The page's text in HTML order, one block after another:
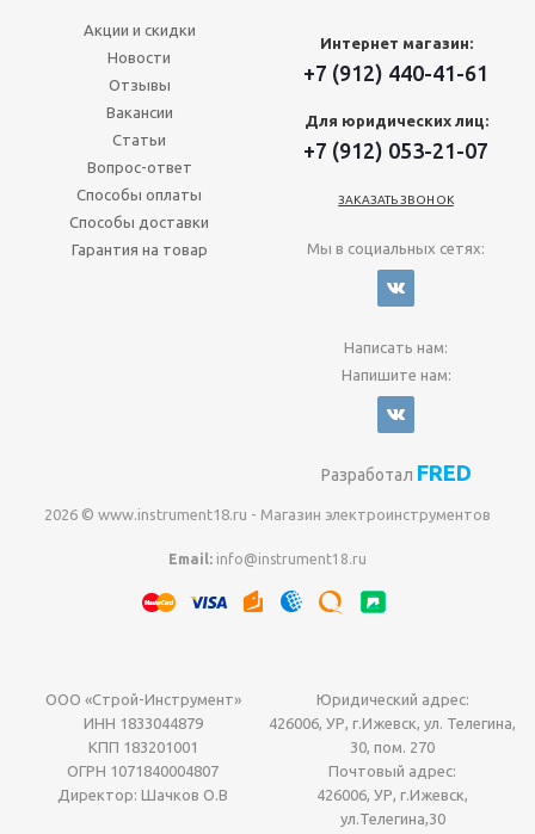
Акции и скидки
Новости
Отзывы
Вакансии
Статьи
Вопрос-ответ
Способы оплаты
Способы доставки
Гарантия на товар
Интернет магазин:
+7 (912) 440-41-61
Для юридических лиц:
+7 (912) 053-21-07
ЗАКАЗАТЬ ЗВОНОК
Мы в социальных сетях:
Написать нам:
Напишите нам:
Разработал FRED
2026 © www.instrument18.ru - Магазин электроинструментов
Email: info@instrument18.ru
ООО «Строй-Инструмент»
ИНН 1833044879
КПП 183201001
ОГРН 1071840004807
Директор: Шачков О.В
Юридический адрес:
426006, УР, г.Ижевск, ул. Телегина,
30, пом. 270
Почтовый адрес:
426006, УР, г.Ижевск,
ул.Телегина,30